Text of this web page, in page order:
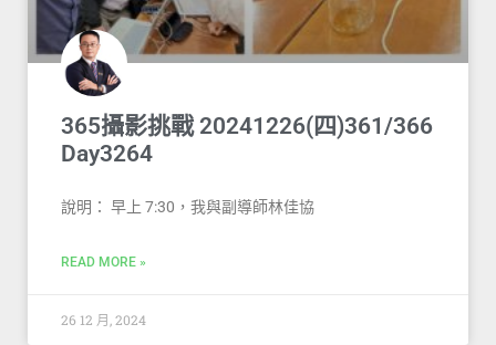
365攝影挑戰 20241226(四)361/366
Day3264
說明： 早上 7:30，我與副導師林佳協
READ MORE »
26 12 月, 2024